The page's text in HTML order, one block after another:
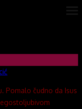
Pomalo čudno da Isus